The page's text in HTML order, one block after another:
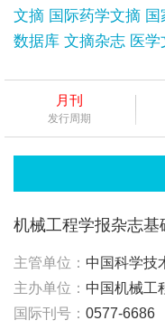
文摘 国际药学文摘 国
数据库 文摘杂志 医学
月刊
发行周期
机械工程学报杂志基
主管单位： 中国科学技
主办单位： 中国机械工
国际刊号： 0577-6686